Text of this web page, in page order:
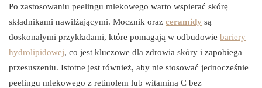
Po zastosowaniu peelingu mlekowego warto wspierać skórę
składnikami nawilżającymi. Mocznik oraz ceramidy są
doskonałymi przykładami, które pomagają w odbudowie bariery
hydrolipidowej, co jest kluczowe dla zdrowia skóry i zapobiega
przesuszeniu. Istotne jest również, aby nie stosować jednocześnie
peelingu mlekowego z retinolem lub witaminą C bez